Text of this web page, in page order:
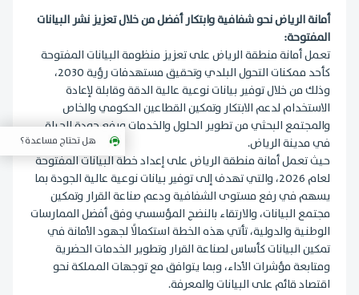
أمانة الرياض نحو شفافية وابتكار أفضل من خلال تعزيز نشر البيانات
المفتوحة:
تعمل أمانة منطقة الرياض على تعزيز منظومة البيانات المفتوحة
كأحد ممكنات التحول البلدي وتحقيق مستهدفات رؤية 2030،
وذلك من خلال توفير بيانات نوعية عالية الدقة وقابلة لإعادة
الاستخدام لدعم الابتكار وتمكين القطاعين الحكومي والخاص
والمجتمع البحثي من تطوير الحلول والخدمات ورفع جودة الحياة
في مدينة الرياض.
حيث تعمل أمانة منطقة الرياض على إعداد خطة البيانات المفتوحة
لعام 2026، والتي تهدف إلى توفير بيانات نوعية عالية الجودة بما
يسهم في رفع مستوى الشفافية ودعم صناعة القرار وتمكين
مجتمع البيانات، والارتقاء بالنضج المؤسسي وفق أفضل الممارسات
الوطنية والدولية، تأتي هذه الخطة استكمالًا لجهود الأمانة في
تمكين البيانات كأساس لصناعة القرار وتطوير الخدمات الحضرية
ومتابعة مؤشرات الأداء، وبما يتوافق مع توجهات المملكة نحو
اقتصاد قائم على البيانات والمعرفة.
هل تحتاج مساعدة؟